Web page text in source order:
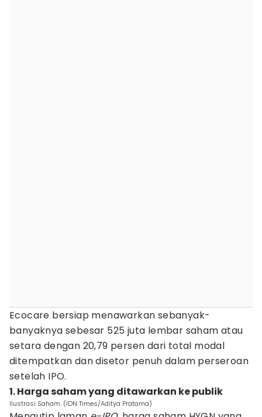
Ecocare bersiap menawarkan sebanyak-
banyaknya sebesar 525 juta lembar saham atau
setara dengan 20,79 persen dari total modal
ditempatkan dan disetor penuh dalam perseroan
setelah IPO.
1. Harga saham yang ditawarkan ke publik
Ilustrasi Saham. (IDN Times/Aditya Pratama)